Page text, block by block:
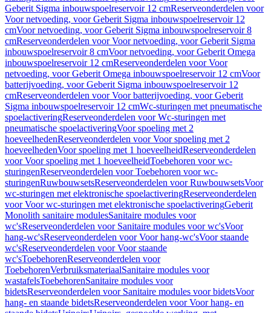
Geberit Sigma inbouwspoelreservoir 12 cmReserveonderdelen voor
Voor netvoeding, voor Geberit Sigma inbouwspoelreservoir 12
cmVoor netvoeding, voor Geberit Sigma inbouwspoelreservoir 8
cmReserveonderdelen voor Voor netvoeding, voor Geberit Sigma
inbouwspoelreservoir 8 cmVoor netvoeding, voor Geberit Omega
inbouwspoelreservoir 12 cmReserveonderdelen voor Voor
netvoeding, voor Geberit Omega inbouwspoelreservoir 12 cmVoor
batterijvoeding, voor Geberit Sigma inbouwspoelreservoir 12
cmReserveonderdelen voor Voor batterijvoeding, voor Geberit
Sigma inbouwspoelreservoir 12 cmWc-sturingen met pneumatische
spoelactiveringReserveonderdelen voor Wc-sturingen met
pneumatische spoelactiveringVoor spoeling met 2
hoeveelhedenReserveonderdelen voor Voor spoeling met 2
hoeveelhedenVoor spoeling met 1 hoeveelheidReserveonderdelen
voor Voor spoeling met 1 hoeveelheidToebehoren voor wc-
sturingenReserveonderdelen voor Toebehoren voor wc-
sturingenRuwbouwsetsReserveonderdelen voor RuwbouwsetsVoor
wc-sturingen met elektronische spoelactiveringReserveonderdelen
voor Voor wc-sturingen met elektronische spoelactiveringGeberit
Monolith sanitaire modulesSanitaire modules voor
wc'sReserveonderdelen voor Sanitaire modules voor wc'sVoor
hang-wc'sReserveonderdelen voor Voor hang-wc'sVoor staande
wc'sReserveonderdelen voor Voor staande
wc'sToebehorenReserveonderdelen voor
ToebehorenVerbruiksmateriaalSanitaire modules voor
wastafelsToebehorenSanitaire modules voor
bidetsReserveonderdelen voor Sanitaire modules voor bidetsVoor
hang- en staande bidetsReserveonderdelen voor Voor hang- en